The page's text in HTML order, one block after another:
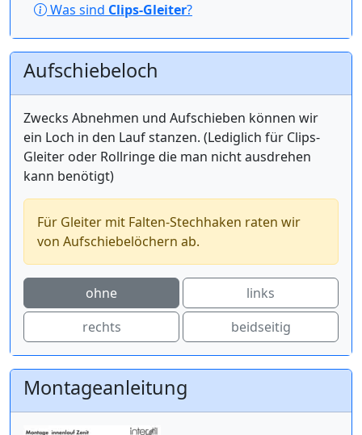
Was sind Clips-Gleiter?
Aufschiebeloch
Zwecks Abnehmen und Aufschieben können wir
ein Loch in den Lauf stanzen. (Lediglich für Clips-
Gleiter oder Rollringe die man nicht ausdrehen
kann benötigt)
Für Gleiter mit Falten-Stechhaken raten wir
von Aufschiebelöchern ab.
ohne
links
rechts
beidseitig
Montageanleitung